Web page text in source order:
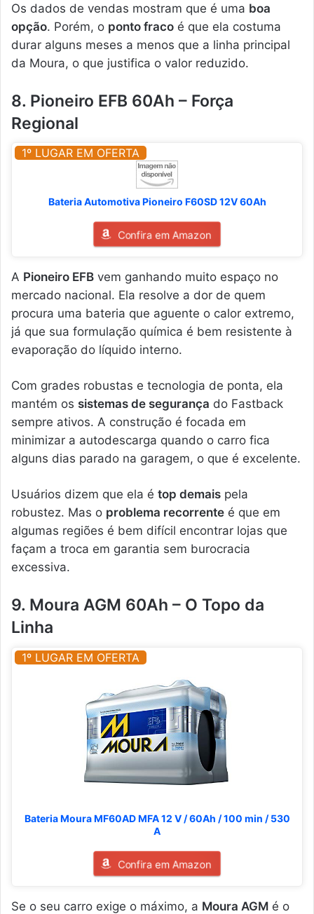
Os dados de vendas mostram que é uma boa
opção. Porém, o ponto fraco é que ela costuma
durar alguns meses a menos que a linha principal
da Moura, o que justifica o valor reduzido.
8. Pioneiro EFB 60Ah – Força
Regional
1º LUGAR EM OFERTA
Bateria Automotiva Pioneiro F60SD 12V 60Ah
Confira em Amazon
A Pioneiro EFB vem ganhando muito espaço no
mercado nacional. Ela resolve a dor de quem
procura uma bateria que aguente o calor extremo,
já que sua formulação química é bem resistente à
evaporação do líquido interno.
Com grades robustas e tecnologia de ponta, ela
mantém os sistemas de segurança do Fastback
sempre ativos. A construção é focada em
minimizar a autodescarga quando o carro fica
alguns dias parado na garagem, o que é excelente.
Usuários dizem que ela é top demais pela
robustez. Mas o problema recorrente é que em
algumas regiões é bem difícil encontrar lojas que
façam a troca em garantia sem burocracia
excessiva.
9. Moura AGM 60Ah – O Topo da
Linha
1º LUGAR EM OFERTA
Bateria Moura MF60AD MFA 12 V / 60Ah / 100 min / 530
A
Confira em Amazon
Se o seu carro exige o máximo, a Moura AGM é o